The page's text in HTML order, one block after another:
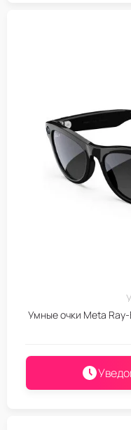
Умные очки Meta